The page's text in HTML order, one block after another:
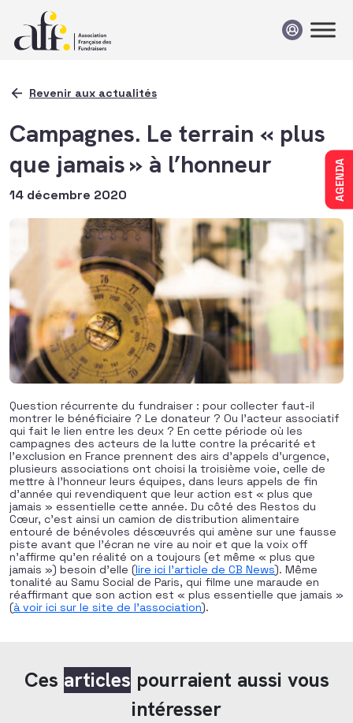
AGENDA
Revenir aux actualités
Campagnes. Le terrain « plus
que jamais » à l’honneur
14 décembre 2020
Question récurrente du fundraiser : pour collecter faut-il
montrer le bénéficiaire ? Le donateur ? Ou l’acteur associatif
qui fait le lien entre les deux ? En cette période où les
campagnes des acteurs de la lutte contre la précarité et
l’exclusion en France prennent des airs d’appels d’urgence,
plusieurs associations ont choisi la troisième voie, celle de
mettre à l’honneur leurs équipes, dans leurs appels de fin
d’année qui revendiquent que leur action est « plus que
jamais » essentielle cette année. Du côté des Restos du
Cœur, c’est ainsi un camion de distribution alimentaire
entouré de bénévoles désœuvrés qui amène sur une fausse
piste avant que l’écran ne vire au noir et que la voix off
n’affirme qu’en réalité on a toujours (et même « plus que
jamais ») besoin d’elle (lire ici l’article de CB News). Même
tonalité au Samu Social de Paris, qui filme une maraude en
réaffirmant que son action est « plus essentielle que jamais »
(à voir ici sur le site de l’association).
Ces articles pourraient aussi vous
intéresser